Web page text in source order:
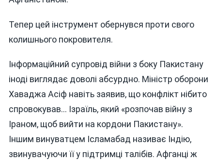
Тепер цей інструмент обернувся проти свого
колишнього покровителя.
Інформаційний супровід війни з боку Пакистану
іноді виглядає доволі абсурдно. Міністр оборони
Хаваджа Асіф навіть заявив, що конфлікт нібито
спровокував… Ізраїль, який «розпочав війну з
Іраном, щоб вийти на кордони Пакистану».
Іншим винуватцем Ісламабад називає Індію,
звинувачуючи її у підтримці талібів. Афганці ж